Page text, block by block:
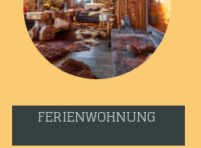
FERIENWOHNUNG